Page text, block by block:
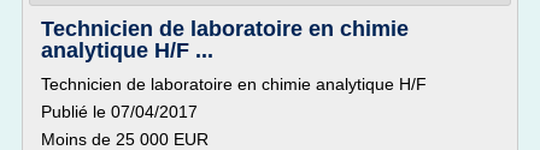
Technicien de laboratoire en chimie
analytique H/F ...
Technicien de laboratoire en chimie analytique H/F
Publié le 07/04/2017
Moins de 25 000 EUR